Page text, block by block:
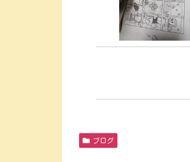
ブログ